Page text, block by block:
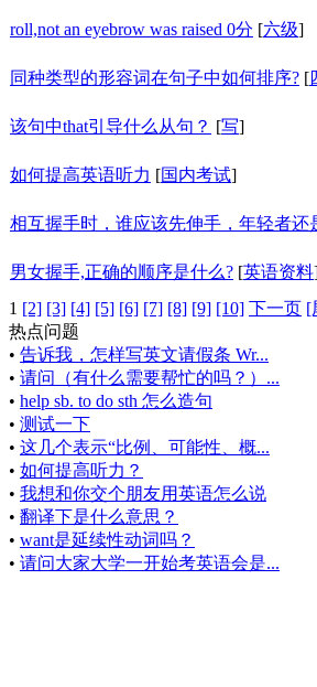
roll,not an eyebrow was raised 0分 [六级]
同种类型的形容词在句子中如何排序? [
该句中that引导什么从句？ [写]
如何提高英语听力 [国内考试]
相互握手时，谁应该先伸手，年轻者还
男女握手,正确的顺序是什么? [英语资料
1 [2] [3] [4] [5] [6] [7] [8] [9] [10] 下一页 [
热点问题
• 告诉我，怎样写英文请假条 Wr...
• 请问（有什么需要帮忙的吗？）...
• help sb. to do sth 怎么造句
• 测试一下
• 这几个表示“比例、可能性、概...
• 如何提高听力？
• 我想和你交个朋友用英语怎么说
• 翻译下是什么意思？
• want是延续性动词吗？
• 请问大家大学一开始考英语会是...